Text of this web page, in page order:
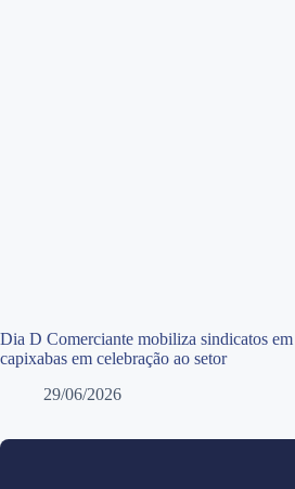
Dia D Comerciante mobiliza sindicatos
capixabas em celebração ao setor
29/06/2026